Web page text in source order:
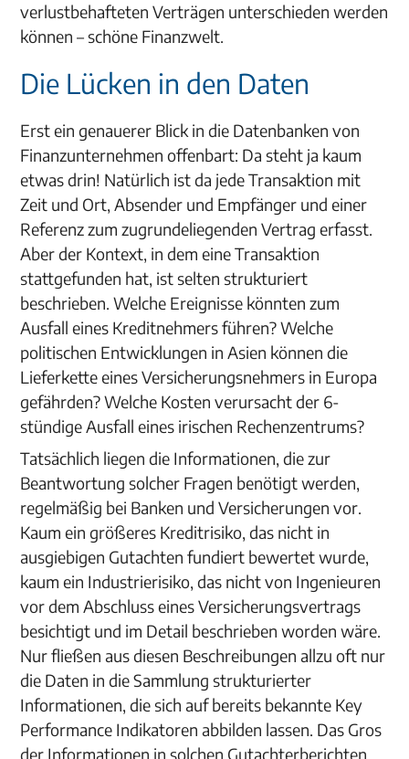
verlustbehafteten Verträgen unterschieden werden
können – schöne Finanzwelt.
Die Lücken in den Daten
Erst ein genauerer Blick in die Datenbanken von
Finanzunternehmen offenbart: Da steht ja kaum
etwas drin! Natürlich ist da jede Transaktion mit
Zeit und Ort, Absender und Empfänger und einer
Referenz zum zugrundeliegenden Vertrag erfasst.
Aber der Kontext, in dem eine Transaktion
stattgefunden hat, ist selten strukturiert
beschrieben. Welche Ereignisse könnten zum
Ausfall eines Kreditnehmers führen? Welche
politischen Entwicklungen in Asien können die
Lieferkette eines Versicherungsnehmers in Europa
gefährden? Welche Kosten verursacht der 6-
stündige Ausfall eines irischen Rechenzentrums?
Tatsächlich liegen die Informationen, die zur
Beantwortung solcher Fragen benötigt werden,
regelmäßig bei Banken und Versicherungen vor.
Kaum ein größeres Kreditrisiko, das nicht in
ausgiebigen Gutachten fundiert bewertet wurde,
kaum ein Industrierisiko, das nicht von Ingenieuren
vor dem Abschluss eines Versicherungsvertrags
besichtigt und im Detail beschrieben worden wäre.
Nur fließen aus diesen Beschreibungen allzu oft nur
die Daten in die Sammlung strukturierter
Informationen, die sich auf bereits bekannte Key
Performance Indikatoren abbilden lassen. Das Gros
der Informationen in solchen Gutachterberichten